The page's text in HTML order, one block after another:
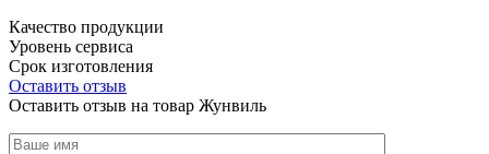
Качество продукции
Уровень сервиса
Срок изготовления
Оставить отзыв
Оставить отзыв на товар Жунвиль